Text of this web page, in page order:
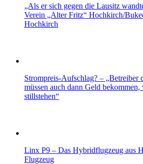
„Als er sich gegen die Lausitz
Verein „Alter Fritz“ Hochkirch/
Hochkirch
Strompreis-Aufschlag? – „Betreiber
müssen auch dann Geld
stillstehen“
Linx P9 – Das Hybridflugzeug aus
Flugzeug